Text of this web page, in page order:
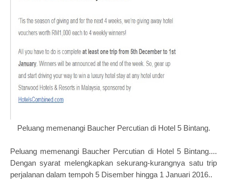
Peluang memenangi Baucher Percutian di Hotel 5 Bintang.
Peluang memenangi Baucher Percutian di Hotel 5 Bintang....
Dengan syarat melengkapkan sekurang-kurangnya satu trip
perjalanan dalam tempoh 5 Disember hingga 1 Januari 2016..